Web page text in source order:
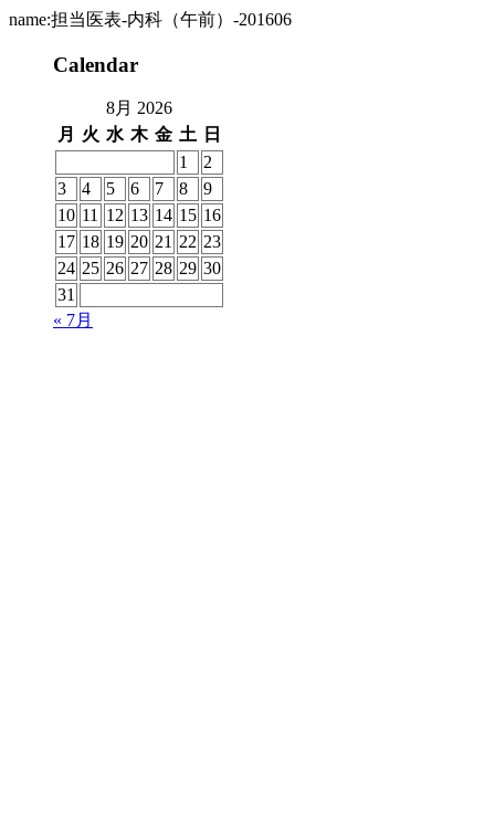
name:担当医表-内科（午前）-201606
Calendar
8月 2026
月
火 水 木 金 土 日
1
2
3
4 5 6 7 8
9
10 11 12 13 14 15 16
17 18 19 20 21 22 23
24 25 26 27 28 29 30
31
« 7月